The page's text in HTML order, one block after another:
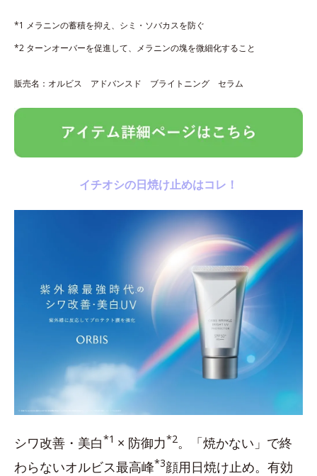
*1 メラニンの蓄積を抑え、シミ・ソバカスを防ぐ
*2 ターンオーバーを促進して、メラニンの塊を微細化すること
販売名：オルビス アドバンスド ブライトニング セラム
イチオシの日焼け止めはコレ！
シワ改善・美白*1 × 防御力*2。「焼かない」で終
わらないオルビス最高峰*3顔用日焼け止め。有効